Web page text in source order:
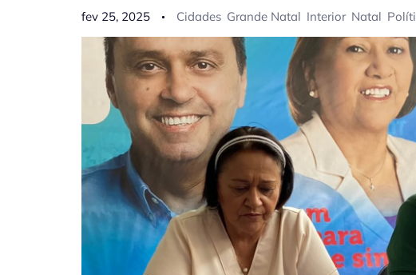
fev 25, 2025 Cidades Grande Natal Interior Natal